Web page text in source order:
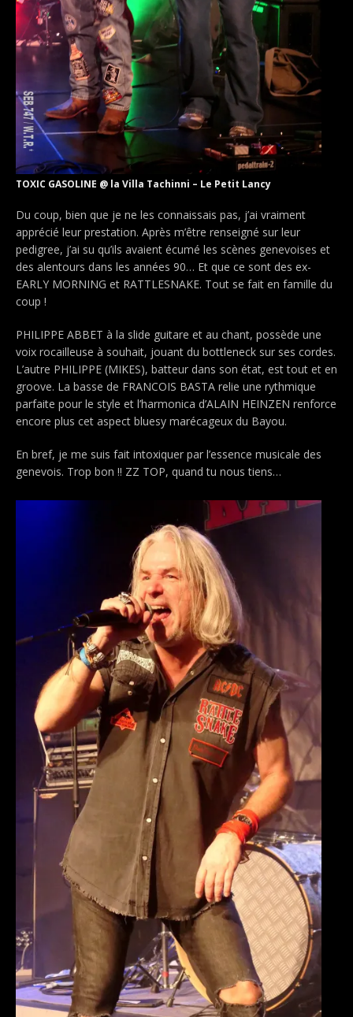
TOXIC GASOLINE @ la Villa Tachinni – Le Petit Lancy
Du coup, bien que je ne les connaissais pas, j’ai vraiment
apprécié leur prestation. Après m’être renseigné sur leur
pedigree, j’ai su qu’ils avaient écumé les scènes genevoises et
des alentours dans les années 90… Et que ce sont des ex-
EARLY MORNING et RATTLESNAKE. Tout se fait en famille du
coup !
PHILIPPE ABBET à la slide guitare et au chant, possède une
voix rocailleuse à souhait, jouant du bottleneck sur ses cordes.
L’autre PHILIPPE (MIKES), batteur dans son état, est tout et en
groove. La basse de FRANCOIS BASTA relie une rythmique
parfaite pour le style et l’harmonica d’ALAIN HEINZEN renforce
encore plus cet aspect bluesy marécageux du Bayou.
En bref, je me suis fait intoxiquer par l’essence musicale des
genevois. Trop bon !! ZZ TOP, quand tu nous tiens…